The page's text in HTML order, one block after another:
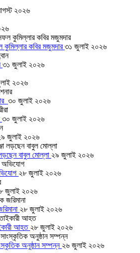
২০২৬
কবির মজুমদার৩১ জুলাই ২০২৬
৩১ জুলাই ২০২৬
২০২৬
৩০ জুলাই ২০২৬
৩০ জুলাই ২০২৬
জুলাই ২০২৬
বাবুল মোল্লা ২৯ জুলাই ২০২৬
২৮ জুলাই ২০২৬
জুলাই ২০২৬
২৮ জুলাই ২০২৬
আহত ২৮ জুলাই ২০২৬
অনুষ্ঠান সম্পন্ন ২৬ জুলাই ২০২৬